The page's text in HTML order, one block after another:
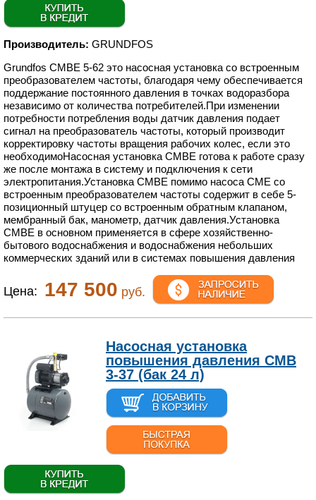
Производитель: GRUNDFOS
Grundfos CMBE 5-62 это насосная установка со встроенным
преобразователем частоты, благодаря чему обеспечивается
поддержание постоянного давления в точках водоразбора
независимо от количества потребителей.При изменении
потребности потребления воды датчик давления подает
сигнал на преобразователь частоты, который производит
корректировку частоты вращения рабочих колес, если это
необходимоНасосная установка CMBE готова к работе сразу
же после монтажа в систему и подключения к сети
электропитания.Установка CMBE помимо насоса CME со
встроенным преобразователем частоты содержит в себе 5-
позиционный штуцер со встроенным обратным клапаном,
мембранный бак, манометр, датчик давления.Установка
СМBЕ в основном применяется в сфере хозяйственно-
бытового водоснабжения и водоснабжения небольших
коммерческих зданий или в системах повышения давления
Цена: 147 500 руб.
Насосная установка
повышения давления CMB
3-37 (бак 24 л)